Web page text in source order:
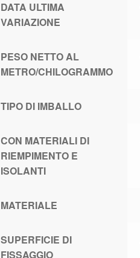
DATA ULTIMA
VARIAZIONE
PESO NETTO AL
METRO/CHILOGRAMMO
TIPO DI IMBALLO
CON MATERIALI DI
RIEMPIMENTO E
ISOLANTI
MATERIALE
SUPERFICIE DI
FISSAGGIO